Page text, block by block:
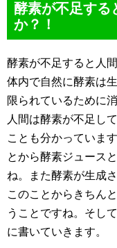
酵素が不足する
か？！
酵素が不足すると人
体内で自然に酵素は
限られているために
人間は酵素が不足し
ことも分かっていま
とから酵素ジュース
ね。また酵素が生成
このことからきちん
うことですね。そし
に書いていきます。